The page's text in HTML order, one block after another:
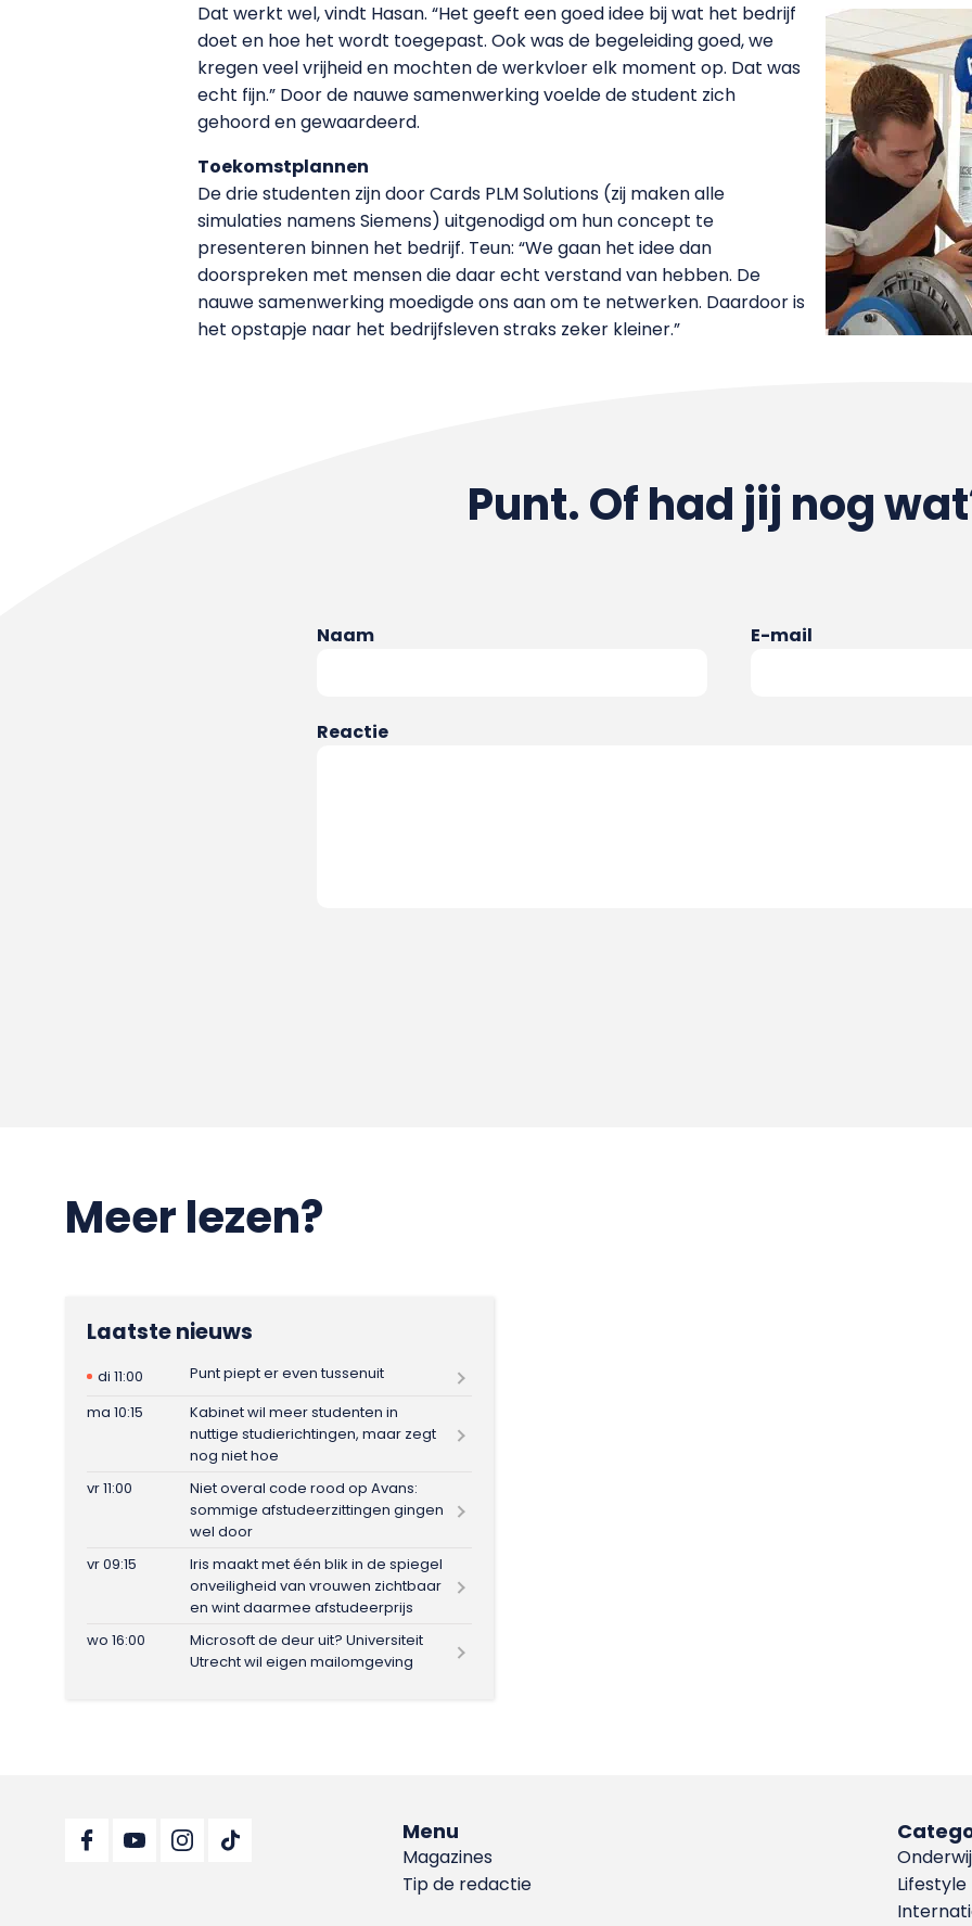
Dat werkt wel, vindt Hasan. “Het geeft een goed idee bij wat het bedrijf
doet en hoe het wordt toegepast. Ook was de begeleiding goed, we
kregen veel vrijheid en mochten de werkvloer elk moment op. Dat was
echt fijn.” Door de nauwe samenwerking voelde de student zich
gehoord en gewaardeerd.
Toekomstplannen
De drie studenten zijn door Cards PLM Solutions (zij maken alle
simulaties namens Siemens) uitgenodigd om hun concept te
presenteren binnen het bedrijf. Teun: “We gaan het idee dan
doorspreken met mensen die daar echt verstand van hebben. De
nauwe samenwerking moedigde ons aan om te netwerken. Daardoor is
het opstapje naar het bedrijfsleven straks zeker kleiner.”
Punt. Of had jij nog
Naam E-mail
Reactie
Meer lezen?
Laatste nieuws
di 11:00
Punt piept er even tussenuit
ma 10:15
Kabinet wil meer studenten in
nuttige studierichtingen, maar zegt
nog niet hoe
vr 11:00
Niet overal code rood op Avans:
sommige afstudeerzittingen gingen
wel door
vr 09:15
Iris maakt met één blik in de spiegel
onveiligheid van vrouwen zichtbaar
en wint daarmee afstudeerprijs
wo 16:00
Microsoft de deur uit? Universiteit
Utrecht wil eigen mailomgeving
Menu
Magazines
Tip de redactie
Lifestyle